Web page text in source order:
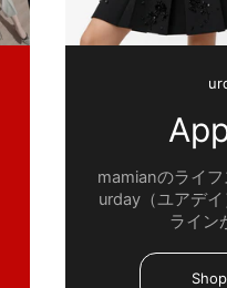
mamianのライ
urday（ユアデ
ライン